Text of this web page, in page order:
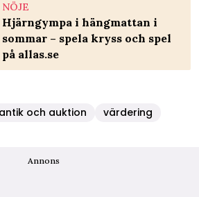
NÖJE
Hjärngympa i hängmattan i
sommar – spela kryss och spel
på allas.se
antik och auktion värdering
Annons